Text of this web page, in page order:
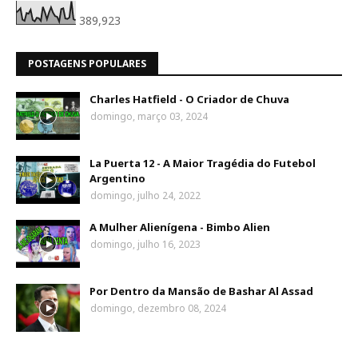
389,923
POSTAGENS POPULARES
Charles Hatfield - O Criador de Chuva
domingo, março 03, 2024
La Puerta 12 - A Maior Tragédia do Futebol
Argentino
domingo, julho 24, 2022
A Mulher Alienígena - Bimbo Alien
domingo, julho 16, 2023
Por Dentro da Mansão de Bashar Al Assad
domingo, dezembro 08, 2024